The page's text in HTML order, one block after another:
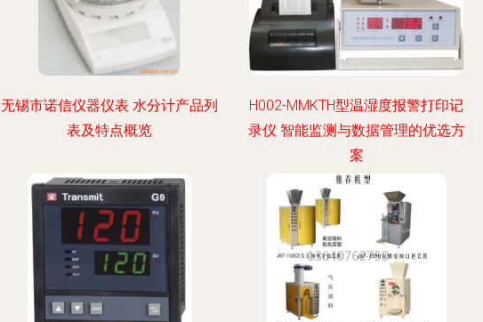
无锡市诺信仪器仪表 水分计产品列
表及特点概览
H002-MMKTH型温湿度报警打印记
录仪 智能监测与数据管理的优选方
案